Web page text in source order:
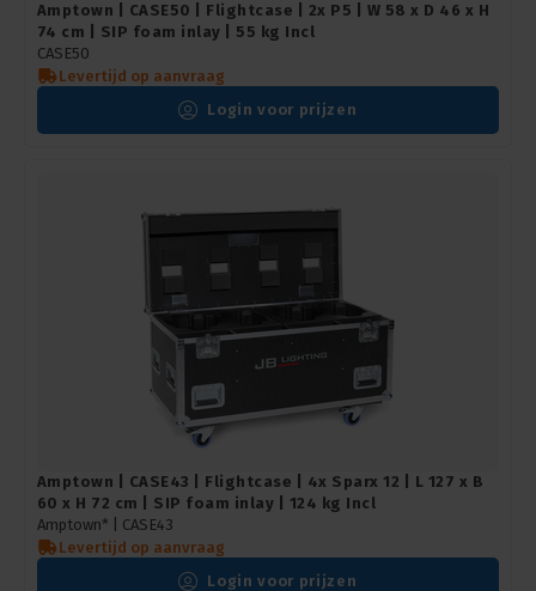
Amptown | CASE50 | Flightcase | 2x P5 | W 58 x D 46 x H
74 cm | SIP foam inlay | 55 kg Incl
CASE50
Levertijd op aanvraag
Login voor prijzen
Amptown | CASE43 | Flightcase | 4x Sparx 12 | L 127 x B
60 x H 72 cm | SIP foam inlay | 124 kg Incl
Amptown* | CASE43
Levertijd op aanvraag
Login voor prijzen